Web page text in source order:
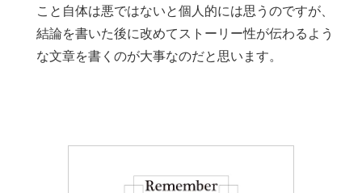
こと自体は悪ではないと個人的には思うのですが、
結論を書いた後に改めてストーリー性が伝わるよう
な文章を書くのが大事なのだと思います。